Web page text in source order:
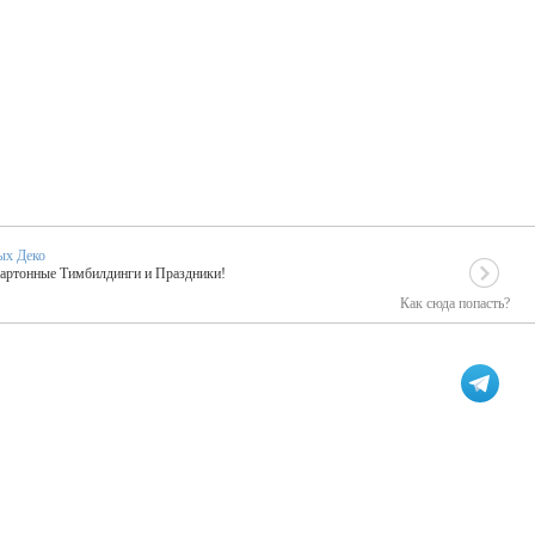
Как сюда попасть?
Деко
Тимбилдинги и Праздники!
зарубежных артистах